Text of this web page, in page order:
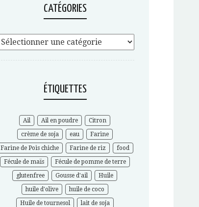
CATÉGORIES
ÉTIQUETTES
Ail Ail en poudre
Citron
crème de soja
eau
Farine
Farine de Pois chiche
Farine de riz
food
Fécule de maïs
Fécule de pomme de terre
glutenfree
Gousse d'ail
Huile
huile d'olive
huile de coco
Huile de tournesol
lait de soja